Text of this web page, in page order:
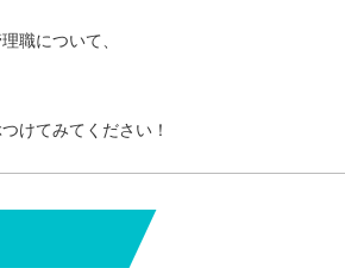
職について、
けてみてください！